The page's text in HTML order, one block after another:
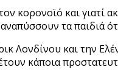
κορονοϊό και γιατί
τα παιδιά
Λονδίνου και την
κάποια